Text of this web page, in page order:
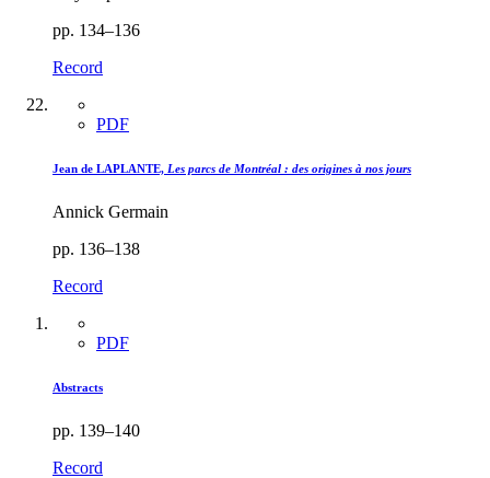
pp. 134–136
Record
PDF
Jean de LAPLANTE, Les parcs de Montréal : des origines à nos jours
Annick Germain
pp. 136–138
Record
PDF
Abstracts
pp. 139–140
Record